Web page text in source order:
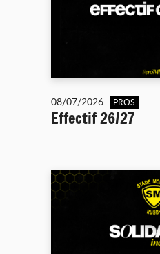
08/07/2026 PROS
Effectif 26/27